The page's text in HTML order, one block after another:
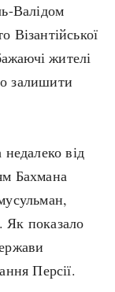
Валідом
Візантійської
жителі
залишити
від
Бахмана
Як показало
Персії.